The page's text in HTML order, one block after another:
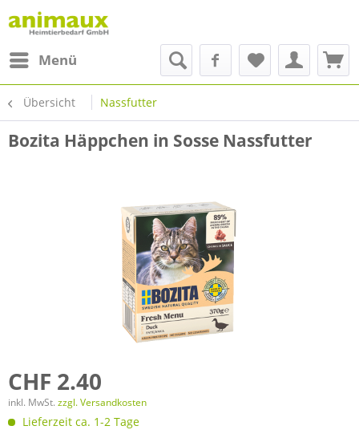
Menü
Übersicht Nassfutter
Bozita Häppchen in Sosse Nassfutter
CHF 2.40
inkl. MwSt. zzgl. Versandkosten
Lieferzeit ca. 1-2 Tage